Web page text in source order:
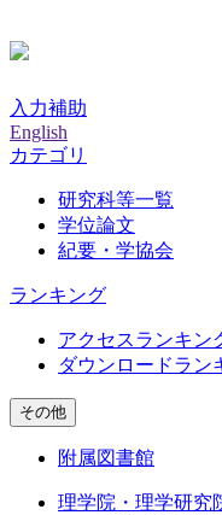
入力補助
English
カテゴリ
研究科等一覧
学位論文
紀要・学協会
ランキング
アクセスランキン
ダウンロードラン
その他
附属図書館
理学院・理学研究